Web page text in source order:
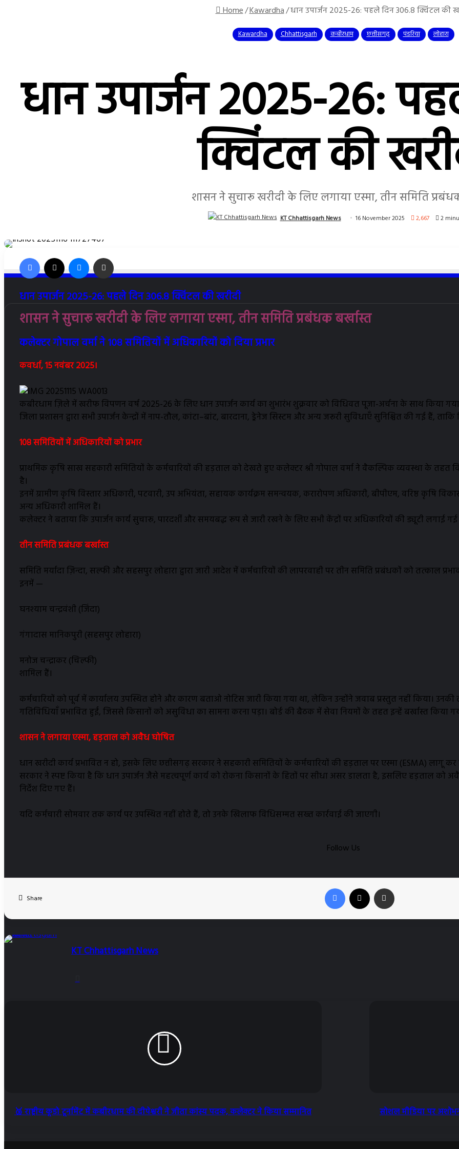
Home/Kawardha/धान उपार्जन 2025-26: पहले दिन 306.8 क्विंटल की
Kawardha Chhattisgarh कबीरधाम छत्तीसगढ़ पंडरिया लोहारा
धान उपार्जन 2025-26:
क्विंटल की
शासन ने सुचारू खरीदी के लिए लगाया एस्मा, तीन समिति
KT Chhattisgarh News 16 November 2025 2,667 2
Facebook Messenger
धान उपार्जन 2025-26: पहले दिन 306.8 क्विंटल की खरीदी
शासन ने सुचारू खरीदी के लिए लगाया एस्मा, तीन समिति प्रबंधक बर्खास्त
कलेक्टर गोपाल वर्मा ने 108 समितियों में अधिकारियों को दिया प्रभार
कवर्धा, 15 नवंबर 2025।
कबीरधाम ज़िले में खरीफ विपणन वर्ष 2025-26 के लिए धान उपार्जन कार्य का शुभारंभ शुक्रवार को विधिवत पूजा-अर्चना के साथ किया
जिला प्रशासन द्वारा सभी उपार्जन केन्द्रों में नाप-तौल, कांटा–बांट, बारदाना, ड्रेनेज सिस्टम और अन्य जरूरी सुविधाएँ सुनिश्चित की गई हैं,
108 समितियों में अधिकारियों को प्रभार
प्राथमिक कृषि साख सहकारी समितियों के कर्मचारियों की हड़ताल को देखते हुए कलेक्टर श्री गोपाल वर्मा ने वैकल्पिक व्यवस्था के तहत
है।
इनमें ग्रामीण कृषि विस्तार अधिकारी, पटवारी, उप अभियंता, सहायक कार्यक्रम समन्वयक, करारोपण अधिकारी, बीपीएम, वरिष्ठ कृषि
अन्य अधिकारी शामिल हैं।
कलेक्टर ने बताया कि उपार्जन कार्य सुचारू, पारदर्शी और समयबद्ध रूप से जारी रखने के लिए सभी केंद्रों पर अधिकारियों की ड्यूटी लगाई गई
तीन समिति प्रबंधक बर्खास्त
समिति मर्यादा ज़िन्दा, सल्फी और सहसपुर लोहारा द्वारा जारी आदेश में कर्मचारियों की लापरवाही पर तीन समिति प्रबंधकों को तत्काल
इनमें —
घनश्याम चन्द्रवंशी (जिंदा)
गंगादास मानिकपुरी (सहसपुर लोहारा)
मनोज चन्द्राकर (चिल्फी)
शामिल हैं।
कर्मचारियों को पूर्व में कार्यालय उपस्थित होने और कारण बताओ नोटिस जारी किया गया था, लेकिन उन्होंने जवाब प्रस्तुत नहीं किया।
गतिविधियाँ प्रभावित हुईं, जिससे किसानों को असुविधा का सामना करना पड़ा। बोर्ड की बैठक में सेवा नियमों के तहत इन्हें बर्खास्त किया
शासन ने लगाया एस्मा, हड़ताल को अवैध घोषित
धान खरीदी कार्य प्रभावित न हो, इसके लिए छत्तीसगढ़ सरकार ने सहकारी समितियों के कर्मचारियों की हड़ताल पर एस्मा (ESMA) लागू कर
सरकार ने स्पष्ट किया है कि धान उपार्जन जैसे महत्वपूर्ण कार्य को रोकना किसानों के हितों पर सीधा असर डालता है, इसलिए हड़ताल को
निर्देश दिए गए हैं।
यदि कर्मचारी सोमवार तक कार्य पर उपस्थित नहीं होते हैं, तो उनके खिलाफ विधिसम्मत सख्त कार्रवाई की जाएगी।
Follow Us
Share
Facebook
KT Chhattisgarh News
Website
🥉 राष्ट्रीय कूडो टूर्नामेंट में कबीरधाम की दीपेश्वरी ने जीता कांस्य पदक, कलेक्टर ने किया सम्मानित सोशल मीडिया पर